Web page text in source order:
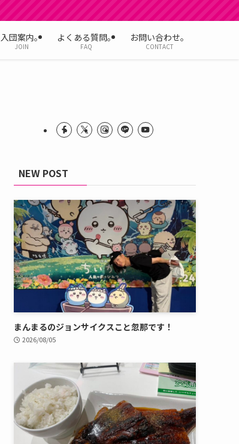
入団案内。
JOIN
よくある質問。
FAQ
お問い合わせ。
CONTACT
NEW POST
まんまるのジョンサイクスこと忽那です！
2026/08/05